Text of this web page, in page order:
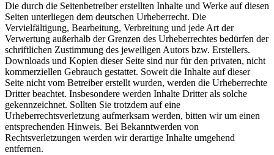
Die durch die Seitenbetreiber erstellten Inhalte und Werke auf diesen
Seiten unterliegen dem deutschen Urheberrecht. Die
Vervielfältigung, Bearbeitung, Verbreitung und jede Art der
Verwertung außerhalb der Grenzen des Urheberrechtes bedürfen der
schriftlichen Zustimmung des jeweiligen Autors bzw. Erstellers.
Downloads und Kopien dieser Seite sind nur für den privaten, nicht
kommerziellen Gebrauch gestattet. Soweit die Inhalte auf dieser
Seite nicht vom Betreiber erstellt wurden, werden die Urheberrechte
Dritter beachtet. Insbesondere werden Inhalte Dritter als solche
gekennzeichnet. Sollten Sie trotzdem auf eine
Urheberrechtsverletzung aufmerksam werden, bitten wir um einen
entsprechenden Hinweis. Bei Bekanntwerden von
Rechtsverletzungen werden wir derartige Inhalte umgehend
entfernen.